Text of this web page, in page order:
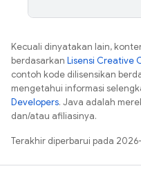
Kecuali dinyatakan lain,
berdasarkan Lisensi Creative
contoh kode dilisensikan
mengetahui informasi
Developers. Java adalah
dan/atau afiliasinya.
Terakhir diperbarui pada